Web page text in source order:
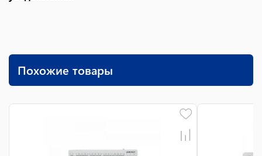
Похожие товары